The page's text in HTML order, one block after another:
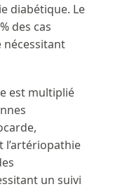
diabétique. Le
des cas
nécessitant
est multiplié
l’artériopathie
un suivi